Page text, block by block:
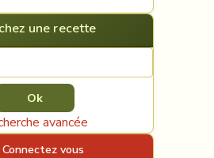
une recette
avancée
Connectez vous